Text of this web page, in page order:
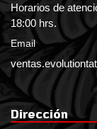
Horarios de
18:00 hrs.
Email
Dirección